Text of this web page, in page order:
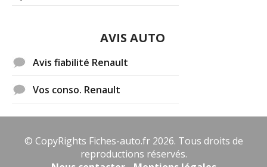
AVIS AUTO
Avis fiabilité Renault
Vos conso. Renault
© CopyRights Fiches-auto.fr 2026. Tous droits de
reproductions réservés.